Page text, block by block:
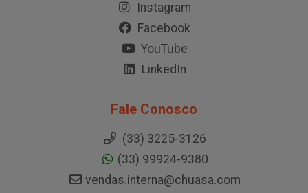
Instagram
Facebook
YouTube
LinkedIn
Fale Conosco
(33) 3225-3126
(33) 99924-9380
vendas.interna@chuasa.com